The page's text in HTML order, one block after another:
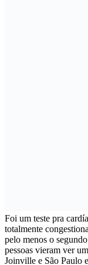
Foi um teste pra
totalmente
pelo menos o
pessoas vieram ver
Joinville e São Paulo